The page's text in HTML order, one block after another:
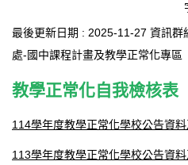
網站管理
行事曆
西松學習歷程檔案
家長會
家長專區
最後更新日期 : 2025-11-27 資訊群
處-國中課程計畫及教學正常化專區
教學正常化自我檢核表
114學年度教學正常化學校公告資
113學年度教學正常化學校公告資